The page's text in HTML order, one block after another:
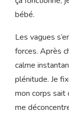
bien et
bébé ».
Olivier attrape
gauche, une
ça fonctionne,
bébé.
Les vagues